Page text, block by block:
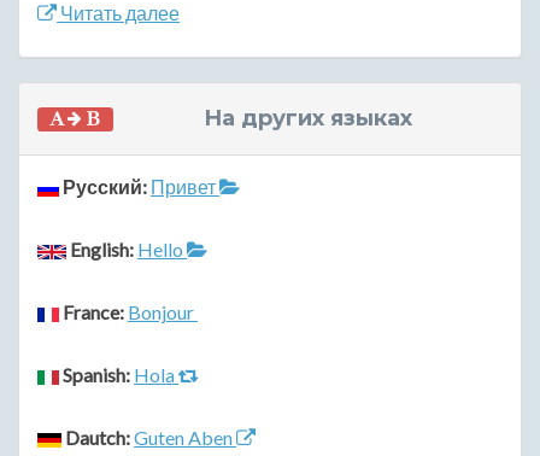
Читать далее
На других языках
Русский: Привет
English: Hello
France: Bonjour
Spanish: Hola
Dautch:Guten Aben